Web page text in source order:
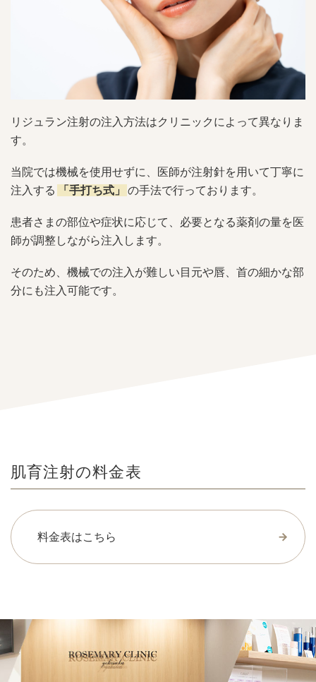
リジュラン注射の注入方法はクリニックによって異なりま
す。
当院では機械を使用せずに、医師が注射針を用いて丁寧に
注入する
「手打ち式」 の手法で行っております。
患者さまの部位や症状に応じて、必要となる薬剤の量を医
師が調整しながら注入します。
そのため、機械での注入が難しい目元や唇、首の細かな部
分にも注入可能です。
肌育注射の料金表
料金表はこちら